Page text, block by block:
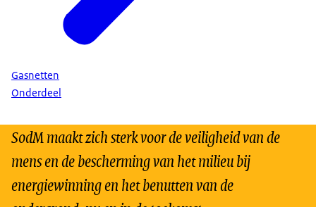
Gasnetten
Onderdeel
SodM maakt zich sterk voor de veiligheid van de
mens en de bescherming van het milieu bij
energiewinning en het benutten van de